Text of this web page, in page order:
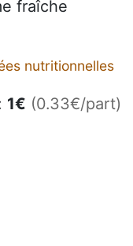
fraîche
nutritionnelles
1€ (0.33€/part)